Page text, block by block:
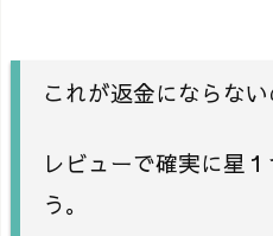
これが返金にならない
レビューで確実に星
う。